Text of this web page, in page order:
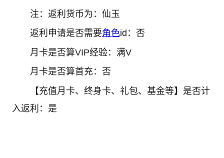
注：返利货币为：仙玉
返利申请是否需要角色id：否
月卡是否算VIP经验：满V
月卡是否算首充：否
【充值月卡、终身卡、礼包、基金等】是否计
入返利：是